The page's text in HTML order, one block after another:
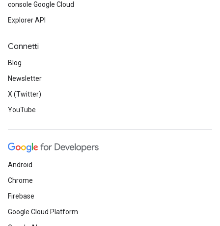
console Google Cloud
Explorer API
Connetti
Blog
Newsletter
X (Twitter)
YouTube
Android
Chrome
Firebase
Google Cloud Platform